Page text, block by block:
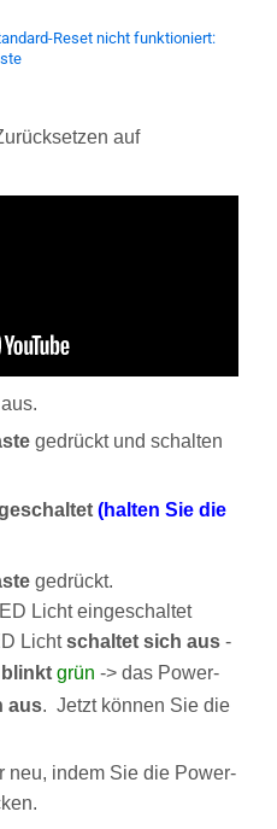
Reset nicht funktioniert:
auf
gedrückt und schalten
(halten Sie die
gedrückt.
Licht eingeschaltet
Lichtschaltet sich aus -
blinkt grün -> das Power-
aus. Jetzt können Sie die
neu, indem Sie die Power-